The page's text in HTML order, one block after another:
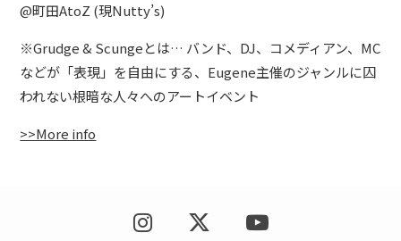
@町田AtoZ (現Nutty’s)
※Grudge & Scungeとは… バンド、DJ、コメディアン、MC
などが「表現」を自由にする、Eugene主催のジャンルに囚
われない根暗な人々へのアートイベント
>>More info